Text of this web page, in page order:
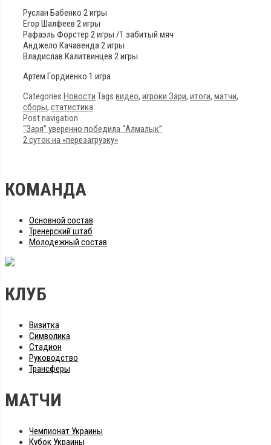
Руслан Бабенко 2 игры
Егор Шалфеев 2 игры
Рафаэль Форстер 2 игры /1 забитый мяч
Анджело Качавенда 2 игры
Владислав Калитвинцев 2 игры
Артём Гордиенко 1 игра
Categories Новости Tags видео, игроки Зари, итоги, матчи,
сборы, статистика
Post navigation
“Заря” уверенно победила “Алмалык”
2 суток на «перезагрузку»
КОМАНДА
Основной состав
Тренерский штаб
Молодежный состав
КЛУБ
Визитка
Символика
Стадион
Руководство
Трансферы
МАТЧИ
Чемпионат Украины
Кубок Украины